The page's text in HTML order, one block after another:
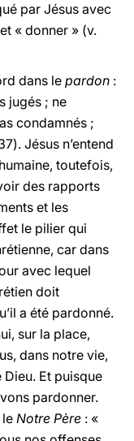
par Jésus avec
« donner » (v.
dans le pardon :
jugés ; ne
condamnés ;
Jésus n’entend
toutefois,
des rapports
et les
le pilier qui
car dans
avec lequel
doit
a été pardonné.
sur la place,
dans notre vie,
Et puisque
pardonner.
Notre Père : «